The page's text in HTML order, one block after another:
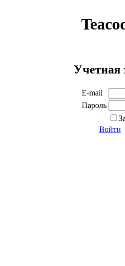
Учетная
E-mail
Пароль
Войти